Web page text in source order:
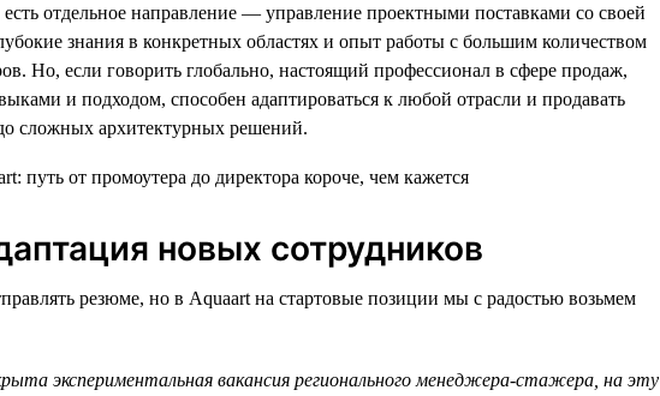
отдельное направление — управление проектными поставками со своей
знания в конкретных областях и опыт работы с большим количеством
Но, если говорить глобально, настоящий профессионал в сфере продаж,
и подходом, способен адаптироваться к любой отрасли и продавать
сложных архитектурных решений.
новых сотрудников
резюме, но в Aquaart на стартовые позиции мы с радостью возьмем
экспериментальная вакансия регионального менеджера-стажера, на эту